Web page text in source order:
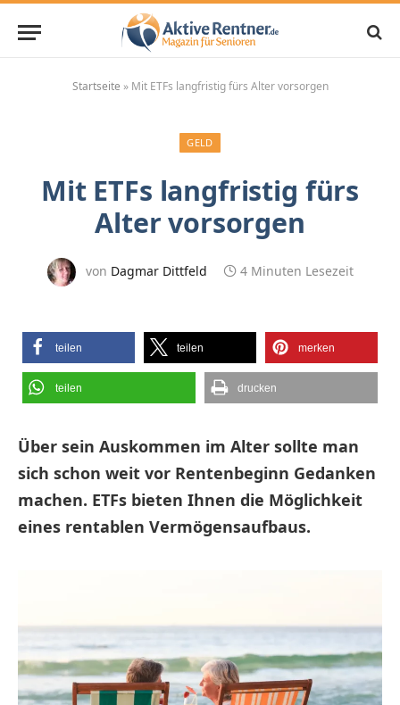
Startseite » Mit ETFs langfristig fürs Alter vorsorgen
GELD
Mit ETFs langfristig fürs
Alter vorsorgen
von Dagmar Dittfeld 4 Minuten Lesezeit
teilen teilen merken
teilen drucken
Über sein Auskommen im Alter sollte man
sich schon weit vor Rentenbeginn Gedanken
machen. ETFs bieten Ihnen die Möglichkeit
eines rentablen Vermögensaufbaus.